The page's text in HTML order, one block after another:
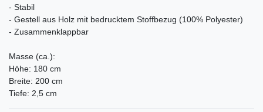
- Stabil
- Gestell aus Holz mit bedrucktem Stoffbezug (100% Polyester)
- Zusammenklappbar
Masse (ca.):
Höhe: 180 cm
Breite: 200 cm
Tiefe: 2,5 cm